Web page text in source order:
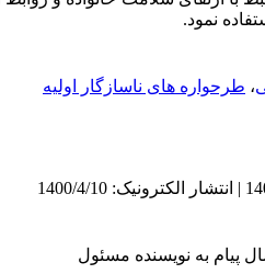
نمود.
، طرحواره های ناسازگار اولیه
پیام به نویسنده مسئول